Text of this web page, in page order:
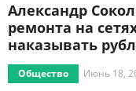
Александр
ремонта на
наказывать
Общество Июнь 18,